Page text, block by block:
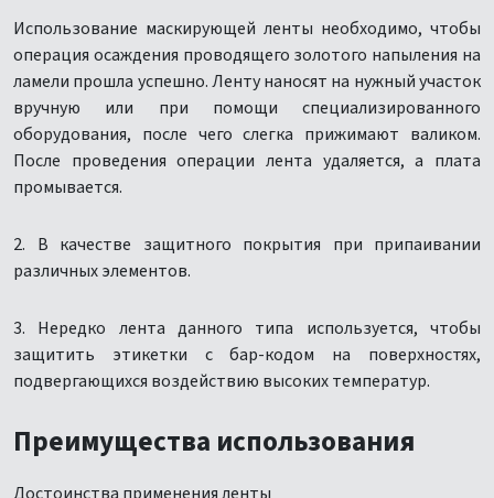
Использование маскирующей ленты необходимо, чтобы
операция осаждения проводящего золотого напыления на
ламели прошла успешно. Ленту наносят на нужный участок
вручную или при помощи специализированного
оборудования, после чего слегка прижимают валиком.
После проведения операции лента удаляется, а плата
промывается.
2. В качестве защитного покрытия при припаивании
различных элементов.
3. Нередко лента данного типа используется, чтобы
защитить этикетки с бар-кодом на поверхностях,
подвергающихся воздействию высоких температур.
Преимущества использования